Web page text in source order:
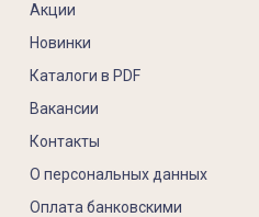
Акции
Новинки
Каталоги в PDF
Вакансии
Контакты
О персональных данных
Оплата банковскими